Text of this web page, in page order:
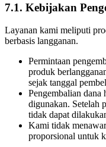
7.1. Kebijakan
Layanan kami meliputi
berbasis langganan.
Permintaan
produk
sejak tanggal
Pengembalian
digunakan. Setelah
tidak dapat
Kami tidak
proporsional untuk